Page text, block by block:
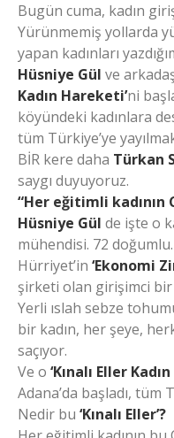
Bugün cuma, kadın
Yürünmemiş yollarda
yapan kadınları
Hüsniye Gül ve
Kadın Hareketi’ni
köyündeki kadınlara
tüm Türkiye’ye
BİR kere daha Türkan
saygı duyuyoruz.
“Her eğitimli kadının
Hüsniye Gül de işte o
mühendisi. 72
Hürriyet’in ‘Ekonomi
şirketi olan girişimci bir
Yerli ıslah sebze
bir kadın, her şeye,
saçıyor.
Ve o ‘Kınalı Eller
Adana’da başladı, tüm
Nedir bu ‘Kınalı Eller’?